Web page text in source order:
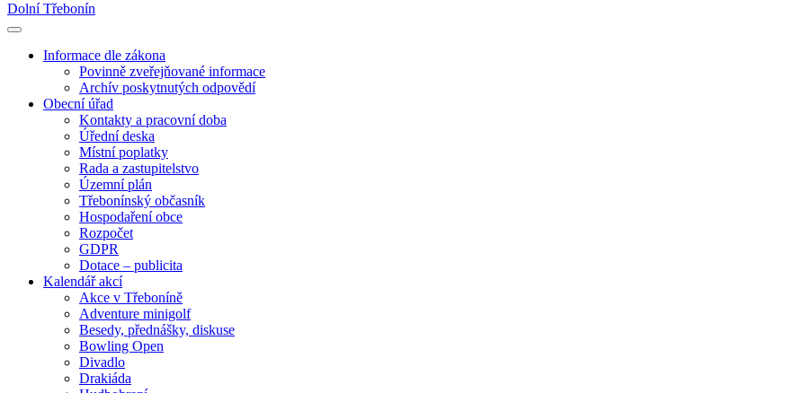
Dolní Třebonín
Informace dle zákona
Povinně zveřejňované informace
Archív poskytnutých odpovědí
Obecní úřad
Kontakty a pracovní doba
Úřední deska
Místní poplatky
Rada a zastupitelstvo
Územní plán
Třebonínský občasník
Hospodaření obce
Rozpočet
GDPR
Dotace – publicita
Kalendář akcí
Akce v Třeboníně
Adventure minigolf
Besedy, přednášky, diskuse
Bowling Open
Divadlo
Drakiáda